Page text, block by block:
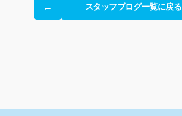
スタッフブログ一覧に戻る